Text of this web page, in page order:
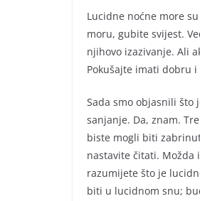
Lucidne noćne more
moru, gubite svijest.
njihovo izazivanje. Ali
Pokušajte imati dobru
Sada smo objasnili što
sanjanje. Da, znam.
biste mogli biti
nastavite čitati. Možda
razumijete što je
biti u lucidnom snu;